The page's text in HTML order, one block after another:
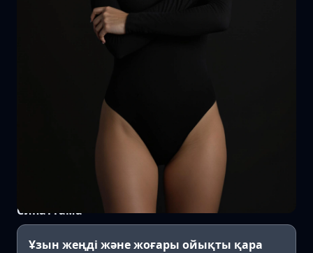
Сипаттама
Ұзын жеңді және жоғары ойықты қара